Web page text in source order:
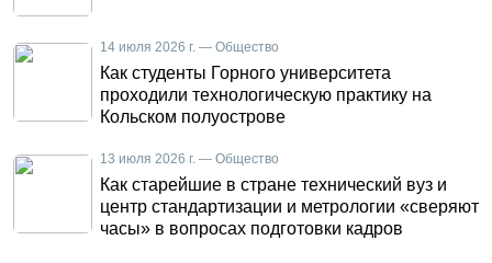
14 июля 2026 г. — Общество
Как студенты Горного университета
проходили технологическую практику на
Кольском полуострове
13 июля 2026 г. — Общество
Как старейшие в стране технический вуз и
центр стандартизации и метрологии «сверяют
часы» в вопросах подготовки кадров